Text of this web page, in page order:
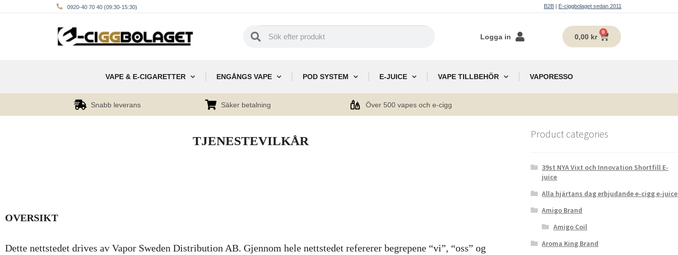
0920-40 70 40 (09:30-15:30) B2B | E-ciggbolaget sedan 2011
Logga in 0,00 kr
0
VAPE & E-CIGARETTER ENGÅNGS VAPE POD SYSTEM E-JUICE VAPE TILLBEHÖR VAPORESSO
Snabb leverans Säker betalning Över 500 vapes och e-cigg
TJENESTEVILKÅR
OVERSIKT
Dette nettstedet drives av Vapor Sweden Distribution AB. Gjennom hele nettstedet refererer begrepene “vi”, “oss” og
Product categories
39st NYA Vixt och Innovation Shortfill E-
juice
Alla hjärtans dag erbjudande e-cigg e-juice
Amigo Brand
Amigo Coil
Aroma King Brand